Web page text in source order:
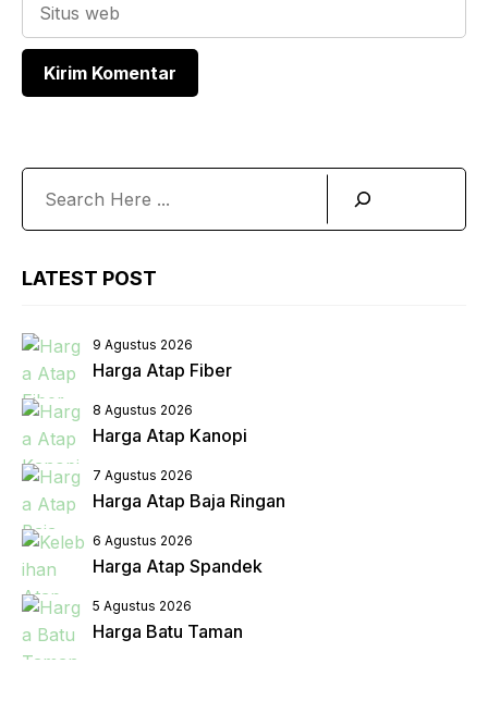
Search
LATEST POST
9 Agustus 2026
Harga Atap Fiber
8 Agustus 2026
Harga Atap Kanopi
7 Agustus 2026
Harga Atap Baja Ringan
6 Agustus 2026
Harga Atap Spandek
5 Agustus 2026
Harga Batu Taman